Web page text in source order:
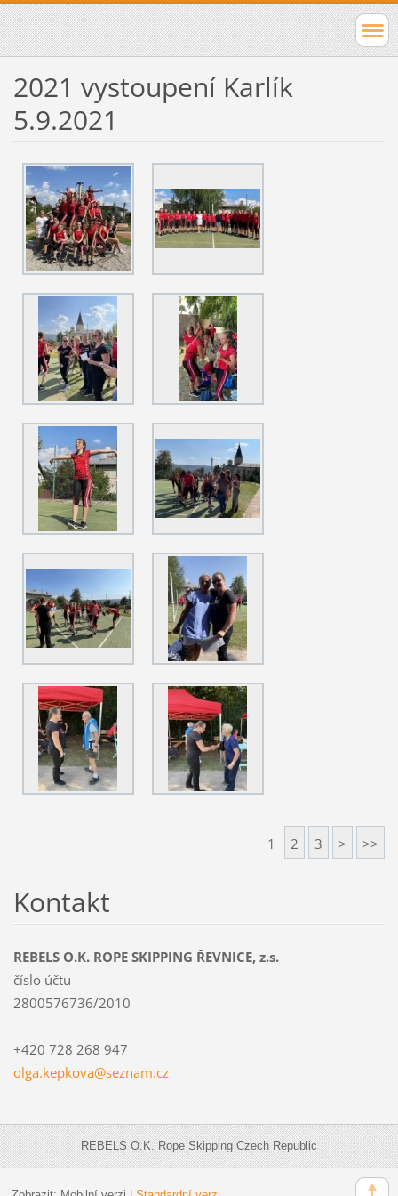
2021 vystoupení Karlík
5.9.2021
1 2 3 > >>
Kontakt
REBELS O.K. ROPE SKIPPING ŘEVNICE, z.s.
číslo účtu
2800576736/2010
+420 728 268 947
olga.kepkova@seznam.cz
REBELS O.K. Rope Skipping Czech Republic